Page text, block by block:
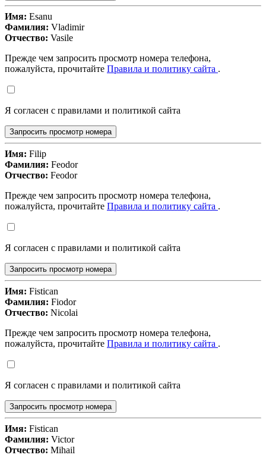
Имя: Esanu
Фамилия: Vladimir
Отчество: Vasile
Прежде чем запросить просмотр номера телефона,
пожалуйста, прочитайте Правила и политику сайта .
Я согласен с правилами и политикой сайта
Запросить просмотр номера
Имя: Filip
Фамилия: Feodor
Отчество: Feodor
Прежде чем запросить просмотр номера телефона,
пожалуйста, прочитайте Правила и политику сайта .
Я согласен с правилами и политикой сайта
Запросить просмотр номера
Имя: Fistican
Фамилия: Fiodor
Отчество: Nicolai
Прежде чем запросить просмотр номера телефона,
пожалуйста, прочитайте Правила и политику сайта .
Я согласен с правилами и политикой сайта
Запросить просмотр номера
Имя: Fistican
Фамилия: Victor
Отчество: Mihail